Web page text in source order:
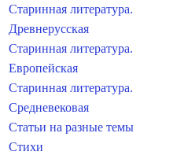
Старинная литература.
Древнерусская
Старинная литература.
Европейская
Старинная литература.
Средневековая
Статьи на разные темы
Стихи